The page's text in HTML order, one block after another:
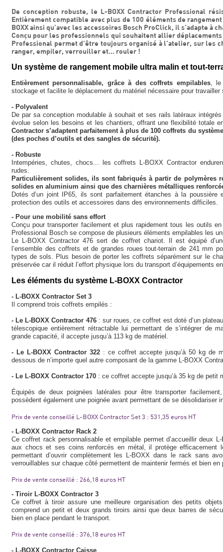
De conception robuste, le L-BOXX Contractor Professional
Entièrement compatible avec plus de 100 éléments de
BOXX ainsi qu’avec les accessoires Bosch ProClick, il s’adapte à
Conçu pour les professionnels qui souhaitent allier
Professional permet d’être toujours organisé à l’atelier, sur les
ranger, empiler, verrouiller et… rouler !
Un système de rangement mobile ultra malin et tout-
Entièrement personnalisable, grâce à des coffrets empilables, le
stockage et facilite le déplacement du matériel nécessaire pour travailler
- Polyvalent
De par sa conception modulable à souhait et ses rails latéraux
évolue selon les besoins et les chantiers, offrant une flexibilité totale
Contractor s’adaptent parfaitement à plus de 100 coffrets du
(des poches d’outils et des sangles de sécurité).
- Robuste
Intempéries, chutes, chocs... les coffrets L-BOXX Contractor
rudes.
Particulièrement solides, ils sont fabriqués à partir de polymères
solides en aluminium ainsi que des charnières métalliques
Dotés d’un joint IP65, ils sont parfaitement étanches à la poussière
protection des outils et accessoires dans des environnements difficiles.
- Pour une mobilité sans effort
Conçu pour transporter facilement et plus rapidement tous les outils
Professional Bosch se compose de plusieurs éléments empilables les
Le L-BOXX Contractor 476 sert de coffret chariot. Il est équipé
l’ensemble des coffrets et de grandes roues tout-terrain de 241 mm
types de sols. Plus besoin de porter les coffrets séparément sur le
préservée car il réduit l’effort physique lors du transport d’équipements
Les éléments du système L-BOXX Contractor
- L-BOXX Contractor Set 3
Il comprend trois coffrets empilés :
- Le L-BOXX Contractor 476: sur roues, ce coffret est doté d’un
télescopique entièrement rétractable lui permettant de s’intégrer de
grande capacité, il accepte jusqu’à 113 kg de matériel.
- Le L-BOXX Contractor 322 : ce coffret accepte jusqu’à 50 kg de
dessous de n’importe quel autre composant de la gamme L-BOXX
- Le L-BOXX Contractor 170 : ce coffret accepte jusqu’à 35 kg de petit
Équipés de deux poignées latérales pour être transporter
possèdent également une poignée avant permettant de se désolidariser
Prix de vente conseillé L-BOXX Contractor Set 3 : 531,35 euros HT
- L-BOXX Contractor Rack 2
Ce coffret rack personnalisable et empilable permet d’accueillir deux
aux chocs et ses coins renforcés en métal, il protège efficacement
permettant d’ouvrir complètement les L-BOXX dans le rack sans
verrouillables sur chaque côté permettent de maintenir fermés et bien
Prix de vente conseillé : 266,18 euros HT
- Tiroir L-BOXX Contractor 3
Ce coffret à tiroir assure une meilleure organisation des petits
comprend un petit et deux grands tiroirs ainsi que deux barres de
bien en place pendant le transport.
Prix de vente conseillé : 376,18 euros HT
- L-BOXX Contractor Caisse